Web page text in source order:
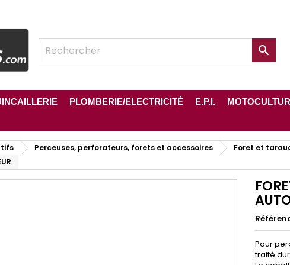

PLOMBERIE/ELECTRICITÉ E.P.I.
Perceuses, perforateurs, forets et accessoires
Foret et
Pour
traité